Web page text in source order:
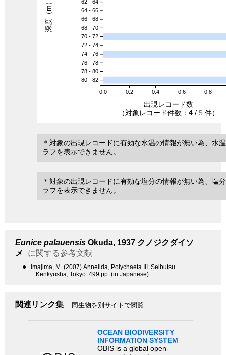
0.0 0.2 0.4 0.6 0.8
62 - 64
64 - 66
66 - 68
68 - 70
70 - 72
72 - 74
74 - 76
76 - 78
78 - 80
80 - 82
出現レコード数
（対象レコード件数： 4 / 5 件）
深度（m）
＊対象の出現レコードに有効な水温の情報が無い為、水
ラフを表示できません。
＊対象の出現レコードに有効な塩分の情報が無い為、塩
ラフを表示できません。
Eunice palauensis Okuda, 1937 クノジクダイソ
メ
に関する参考文献
●
Imajima, M. (2007) Annelida, Polychaeta III. Seibutsu
Kenkyusha, Tokyo. 499 pp. (in Japanese).
関連リンク集 同生物を別サイトで閲覧
OCEAN BIODIVERSITY
INFORMATION SYSTEM
OBIS is a global open-